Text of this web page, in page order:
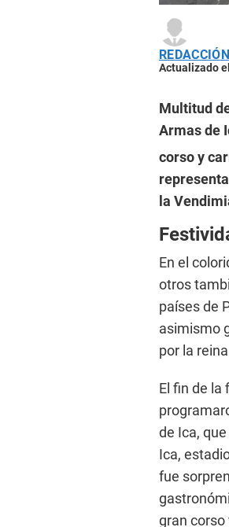
Actualizado
Multitud
Armas de
corso y
la
En el
otros
países de
asimismo
por la
El fin de la
de Ica,
Ica,
fue
gran corso